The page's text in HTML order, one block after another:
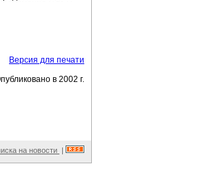
Версия для печати
в 2002 г.
на новости |